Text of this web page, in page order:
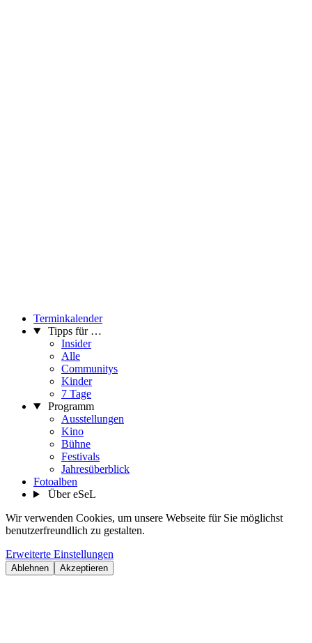
Terminkalender
Tipps für …
Insider
Alle
Communitys
Kinder
7 Tage
Programm
Ausstellungen
Kino
Bühne
Festivals
Jahresüberblick
Fotoalben
Über eSeL
Wir verwenden Cookies, um unsere Webseite für Sie möglichst
benutzerfreundlich zu gestalten.
Erweiterte Einstellungen
Ablehnen Akzeptieren